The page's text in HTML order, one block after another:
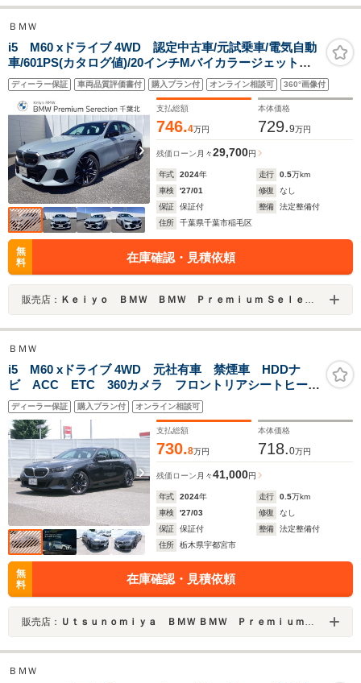
ＢＭＷ
i5 M60 xドライブ 4WD 認定中古車/元試乗車/電気自動
車/601PS(カタログ値)/20インチMバイカラージェットブ
ラックホイール/ドライビングアシストプロ/パーキングア
シストプロ/TVファンクション/シートヒーターF&R/アイ
コニックグロー
ディーラー保証 車両品質評価書付 購入プラン付 オンライン相談可 360°画像付
支払総額
746.4万円
本体価格
729.9万円
残価ローン 月々29,700円
年式 2024年 走行 0.5万km
車検
'27/01 修復
なし
保証
保証付 整備
法定整備付
住所
千葉県千葉市稲毛区
無
料
在庫確認・見積依頼
販売店： Ｋｅｉｙｏ ＢＭＷ ＢＭＷ Ｐｒｅｍｉｕｍ Ｓｅｌｅｃｔｉｏｎ 千葉北／（株）モトーレンレピオ
ＢＭＷ
i5 M60 xドライブ 4WD 元社有車 禁煙車 HDDナ
ビ ACC ETC 360カメラ フロントリアシートヒータ
ー Bluetooth TV機能 ハーマンカードン アップルカ
ープレイ対応 アイコニックグロー 純正20AW
ディーラー保証 購入プラン付 オンライン相談可
支払総額
730.8万円
本体価格
718.0万円
残価ローン 月々41,000円
年式 2024年 走行 0.5万km
車検
'27/03 修復
なし
保証
保証付 整備
法定整備付
住所
栃木県宇都宮市
無
料
在庫確認・見積依頼
販売店： Ｕｔｓｕｎｏｍｉｙａ ＢＭＷ ＢＭＷ Ｐｒｅｍｉｕｍ Ｓｅｌｅｃｔｉｏｎ 宇都宮
ＢＭＷ